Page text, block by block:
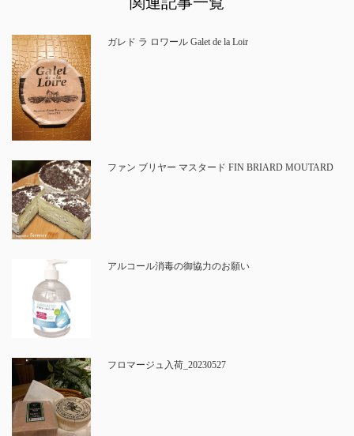
ガレド ラ ロワール Galet de la Loir
ファン ブリヤー マスタード FIN BRIARD MOUTARD
アルコール消毒の御協力のお願い
フロマージュ入荷_20230527